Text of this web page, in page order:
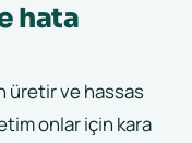
hata
üretir ve hassas
onlar için kara